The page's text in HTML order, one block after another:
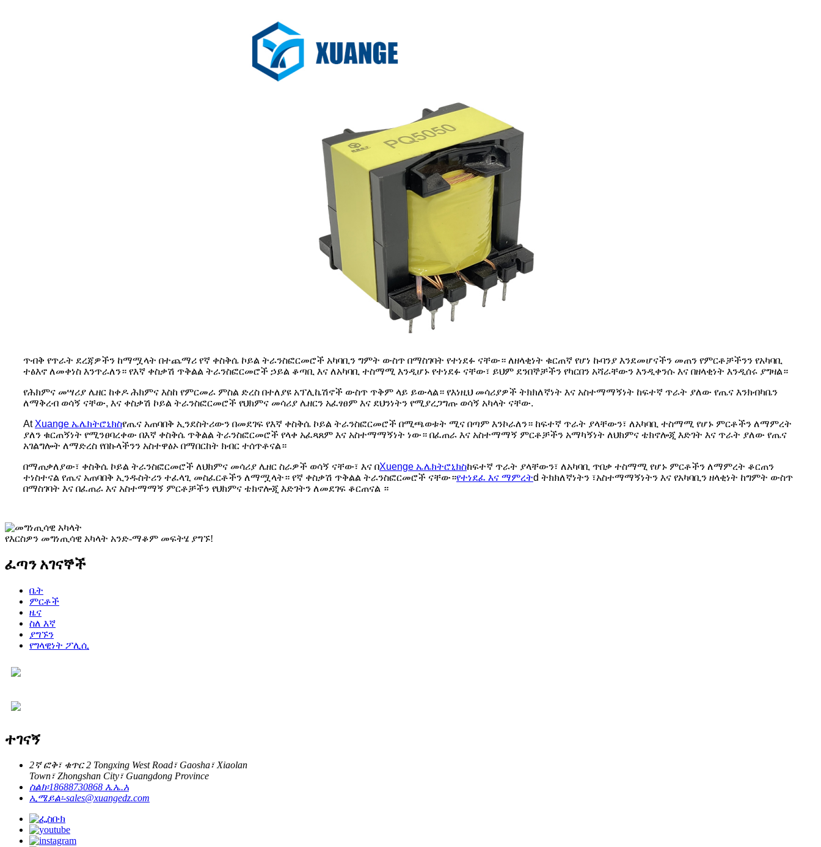
ጥብቅ የጥራት ደረጃዎችን ከማሟላት በተጨማሪ የኛ ቀስቅሴ ኮይል ትራንስፎርመሮች አካባቢን ግምት ውስጥ በማስገባት የተነደፉ ናቸው። ለዘላቂነት ቁርጠኛ የሆነ ኩባንያ እንደመሆናችን መጠን የምርቶቻችንን የአካባቢ
ተፅእኖ ለመቀነስ እንጥራለን። የእኛ ቀስቃሽ ጥቅልል ​​ትራንስፎርመሮች ኃይል ቆጣቢ እና ለአካባቢ ተስማሚ እንዲሆኑ የተነደፉ ናቸው፣ ይህም ደንበኞቻችን የካርበን አሻራቸውን እንዲቀንሱ እና በዘላቂነት እንዲሰሩ ያግዛል።
የሕክምና መሣሪያ ሌዘር ከቀዶ ሕክምና እስከ የምርመራ ምስል ድረስ በተለያዩ አፕሊኬሽኖች ውስጥ ጥቅም ላይ ይውላል። የእነዚህ መሳሪያዎች ትክክለኛነት እና አስተማማኝነት ከፍተኛ ጥራት ያለው የጤና እንክብካቤን
ለማቅረብ ወሳኝ ናቸው, እና ቀስቃሽ ኮይል ትራንስፎርመሮች የህክምና መሳሪያ ሌዘርን አፈፃፀም እና ደህንነትን የሚያረጋግጡ ወሳኝ አካላት ናቸው.
At Xuange ኤሌክትሮኒክስየጤና አጠባበቅ ኢንደስትሪውን በመደገፍ የእኛ ቀስቅሴ ኮይል ትራንስፎርመሮች በሚጫወቱት ሚና በጣም እንኮራለን። ከፍተኛ ጥራት ያላቸውን፣ ለአካባቢ ተስማሚ የሆኑ ምርቶችን ለማምረት
ያለን ቁርጠኝነት የሚንፀባረቀው በእኛ ቀስቅሴ ጥቅልል ​​ትራንስፎርመሮች የላቀ አፈጻጸም እና አስተማማኝነት ነው። በፈጠራ እና አስተማማኝ ምርቶቻችን አማካኝነት ለህክምና ቴክኖሎጂ እድገት እና ጥራት ያለው የጤና
አገልግሎት ለማድረስ የበኩላችንን አስተዋፅኦ በማበርከት ክብር ተሰጥቶናል።
በማጠቃለያው፣ ቀስቅሴ ኮይል ትራንስፎርመሮች ለህክምና መሳሪያ ሌዘር ስራዎች ወሳኝ ናቸው፣ እና በXuenge ኤሌክትሮኒክስከፍተኛ ጥራት ያላቸውን፣ ለአካባቢ ጥበቃ ተስማሚ የሆኑ ምርቶችን ለማምረት ቆርጠን
ተነስተናል የጤና አጠባበቅ ኢንዱስትሪን ተፈላጊ መስፈርቶችን ለማሟላት። የኛ ቀስቃሽ ጥቅልል ​​ትራንስፎርመሮች ናቸው።የተነደፈ እና ማምረትd ትክክለኛነትን ፣አስተማማኝነትን እና የአካባቢን ዘላቂነት ከግምት ውስጥ
በማስገባት እና በፈጠራ እና አስተማማኝ ምርቶቻችን የህክምና ቴክኖሎጂ እድገትን ለመደገፍ ቆርጠናል ።
የእርስዎን መግነጢሳዊ አካላት አንድ-ማቆም መፍትሄ ያግኙ!
ፈጣን አገናኞች
ቤት
ምርቶች
ዜና
ስለ እኛ
ያግኙን
የግላዊነት ፖሊሲ
ተገናኝ
2ኛ ፎቅ፣ ቁጥር 2 Tongxing West Road፣ Gaosha፣ Xiaolan
Town፣ Zhongshan City፣ Guangdong Province
ስልክ፡18688730868 እ.ኤ.አ
ኢሜይል፡-sales@xuangedz.com